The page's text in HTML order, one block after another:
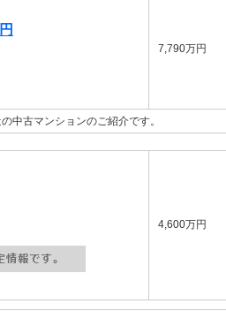
7,790万円
中古マンションのご紹介です。
4,600万円